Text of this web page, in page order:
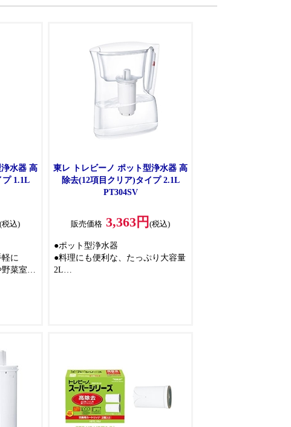
水器 高
(税込)
に
菜室に
グリッ
たスマ
東レ トレビーノ ポット型浄水器 高
除去(12項目クリア)タイプ 2.1L
PT304SV
販売価格 3,363円(税込)
●ポット型浄水器
●料理にも便利な、たっぷり大容量
2L